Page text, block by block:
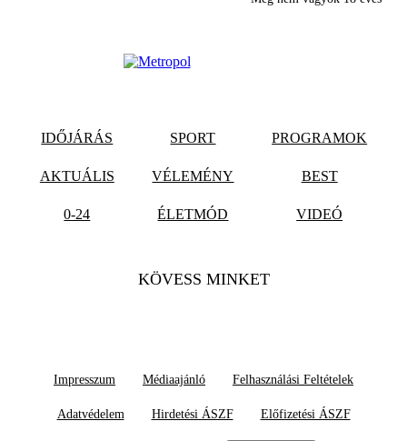
IDŐJÁRÁS SPORT PROGRAMOK
AKTUÁLIS VÉLEMÉNY BEST
0-24 ÉLETMÓD VIDEÓ
KÖVESS MINKET
Impresszum Médiaajánló Felhasználási Feltételek
Adatvédelem Hirdetési ÁSZF Előfizetési ÁSZF